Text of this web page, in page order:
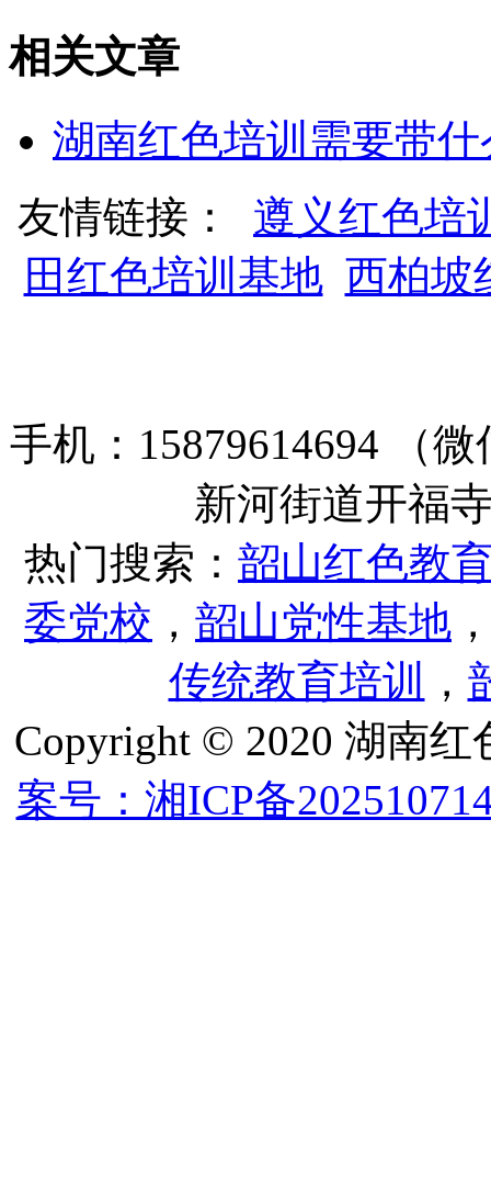
相关文章
湖南红色培训需要带
友情链接： 遵义红色培
田红色培训基地 西柏坡
手机：15879614694 （
新河街道开福
热门搜索： 韶山红色教
委党校 ， 韶山党性基地
传统教育培训
，
Copyright © 2020 湖南
案号：湘ICP备